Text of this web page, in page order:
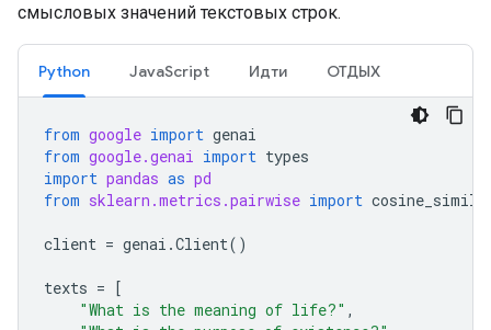
смысловых значений текстовых строк.
Python JavaScript Идти ОТДЫХ
from google import genai
from google.genai import types
import pandas as pd
from sklearn.metrics.pairwise import
client = genai .Client()
texts = [
"What is the meaning of life?" ,